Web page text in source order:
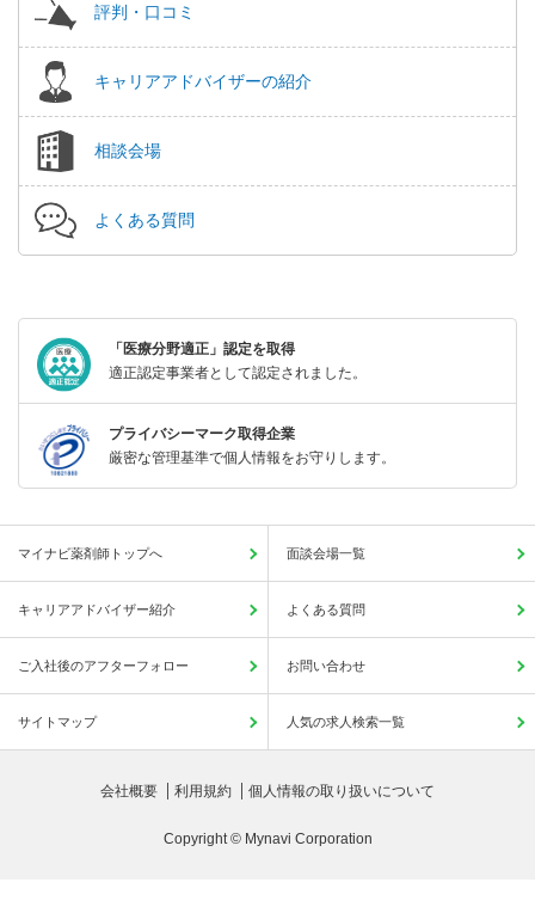
評判・口コミ
キャリアアドバイザーの紹介
相談会場
よくある質問
「医療分野適正」認定を取得
適正認定事業者として認定されました。
プライバシーマーク取得企業
厳密な管理基準で個人情報をお守りします。
マイナビ薬剤師トップへ 面談会場一覧
キャリアアドバイザー紹介 よくある質問
ご入社後のアフターフォロー お問い合わせ
サイトマップ 人気の求人検索一覧
会社概要 利用規約 個人情報の取り扱いについて
Copyright © Mynavi Corporation